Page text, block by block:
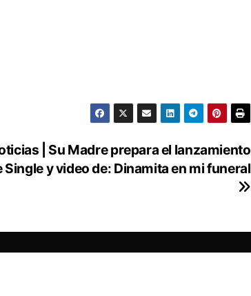
| Su Madre prepara el lanzamiento
Single y video de: Dinamita en mi funeral